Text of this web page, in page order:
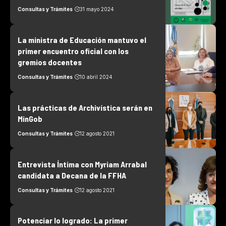
Consultas y Trámites 31 mayo 2024
La ministra de Educación mantuvo el
primer encuentro oficial con los
gremios docentes
Consultas y Trámites 10 abril 2024
Las prácticas de Archivística serán en
MinGob
Consultas y Trámites 12 agosto 2021
Entrevista Íntima con Myriam Arrabal
candidata a Decana de la FFHA
Consultas y Trámites 12 agosto 2021
Potenciar lo logrado: La primer